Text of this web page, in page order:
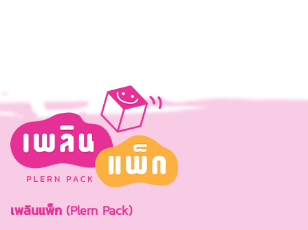
เพลินแพ็ก (Plern Pack)